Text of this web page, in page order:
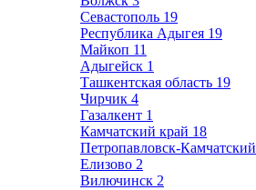
Севастополь 19
Республика Адыгея 19
Майкоп 11
Адыгейск 1
Ташкентская область 19
Чирчик 4
Газалкент 1
Камчатский край 18
Петропавловск-Камчатский
Елизово 2
Вилючинск 2